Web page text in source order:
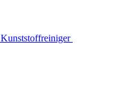
Kunststoffreiniger